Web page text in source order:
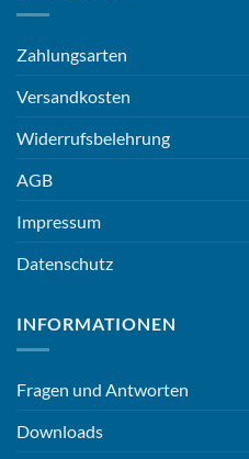
Zahlungsarten
Versandkosten
Widerrufsbelehrung
AGB
Impressum
Datenschutz
INFORMATIONEN
Fragen und Antworten
Downloads